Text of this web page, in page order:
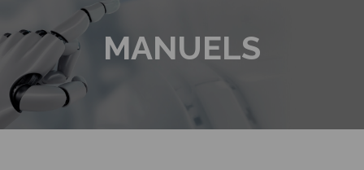
MANUELS